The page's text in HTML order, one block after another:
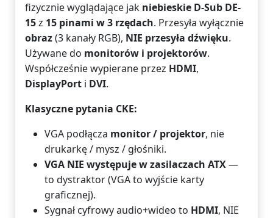
fizycznie wyglądające jak niebieskie D-Sub DE-
15z 15 pinami w 3 rzędach. Przesyła wyłącznie
obraz(3 kanały RGB), NIE przesyła dźwięku.
Używane do monitorów i projektorów.
Współcześnie wypierane przez HDMI,
DisplayPort i DVI.
Klasyczne pytania CKE:
VGA podłącza monitor / projektor, nie
drukarkę / mysz / głośniki.
VGA NIE występuje w zasilaczach ATX—
to dystraktor (VGA to wyjście karty
graficznej).
Sygnał cyfrowy audio+wideo to HDMI, NIE